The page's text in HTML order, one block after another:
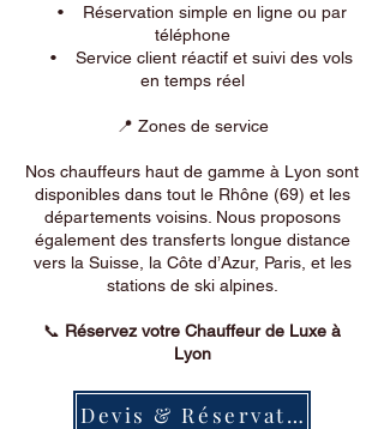
• Réservation simple en ligne ou par
téléphone
• Service client réactif et suivi des vols
en temps réel
📍 Zones de service
Nos chauffeurs haut de gamme à Lyon sont
disponibles dans tout le Rhône (69) et les
départements voisins. Nous proposons
également des transferts longue distance
vers la Suisse, la Côte d’Azur, Paris, et les
stations de ski alpines.
📞 Réservez votre Chauffeur de Luxe à
Lyon
Devis & Réservation